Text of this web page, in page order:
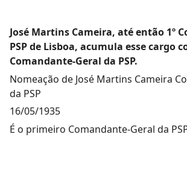
José Martins Cameira, até então 1º
PSP de Lisboa, acumula esse cargo
Comandante-Geral da PSP.
Nomeação de José Martins Cameira
da PSP
16/05/1935
É o primeiro Comandante-Geral da